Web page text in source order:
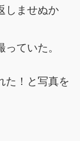
しませぬか
ていた。
た！と写真を